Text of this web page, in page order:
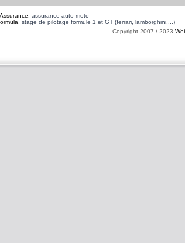
, assurance auto-moto
, stage de pilotage formule 1 et GT (ferrari, lamborghini,...)
Copyright 2007 / 2023